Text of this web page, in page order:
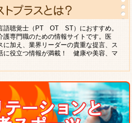
語聴覚士（PT OT ST）におすすめ。
護専門職のための情報サイトです。医
に加え、業界リーダーの貴重な提言、ス
に役立つ情報が満載！ 健康や美容、マ